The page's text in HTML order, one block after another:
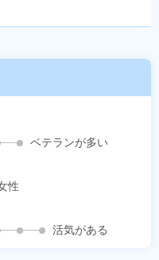
ベテランが多い
性
活気がある